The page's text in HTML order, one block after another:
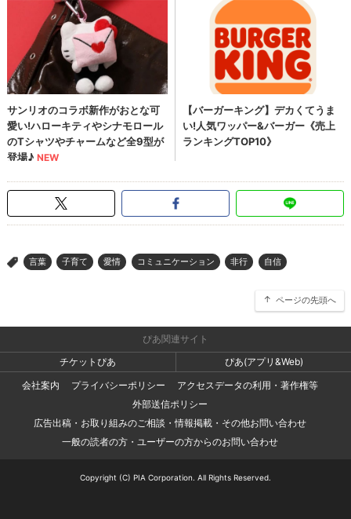
> 言葉 子育て 愛情 コミュニケーション 非行 自信
ページの先頭へ
ぴあ関連サイト
チケットぴあ
ぴあ(アプリ&Web)
会社案内
プライバシーポリシー
アクセスデータの利用・著作権等
外部送信ポリシー
広告出稿・お取り組みのご相談・情報掲載・その他お問い合わせ
一般の読者の方・ユーザーの方からのお問い合わせ
Copyright (C) PIA Corporation. All Rights Reserved.